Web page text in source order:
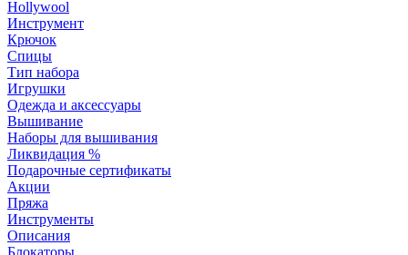
Hollywool
Инструмент
Крючок
Спицы
Тип набора
Игрушки
Одежда и аксессуары
Вышивание
Наборы для вышивания
Ликвидация %
Подарочные сертификаты
Акции
Пряжа
Инструменты
Описания
Блокаторы